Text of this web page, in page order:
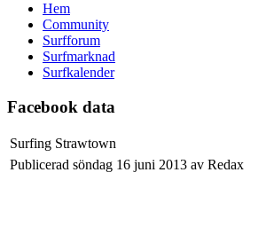
Hem
Community
Surfforum
Surfmarknad
Surfkalender
Facebook data
Surfing Strawtown
Publicerad söndag 16 juni 2013 av Redax